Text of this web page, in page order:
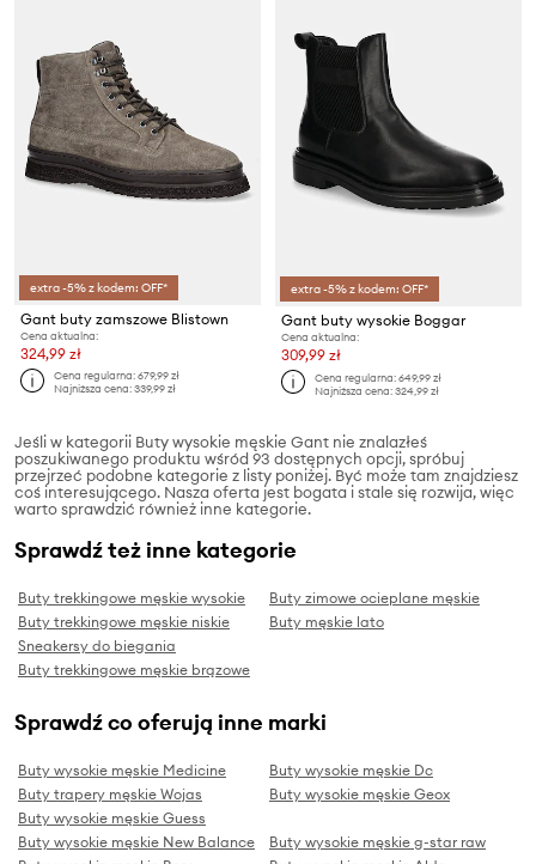
extra -5% z kodem: OFF*
Gant buty zamszowe Blistown
Cena aktualna:
324,99 zł
Cena regularna:679,99 zł
Najniższa cena:339,99 zł
extra -5% z kodem: OFF*
Gant buty wysokie Boggar
Cena aktualna:
309,99 zł
Cena regularna:649,99 zł
Najniższa cena:324,99 zł
Jeśli w kategorii Buty wysokie męskie Gant nie znalazłeś
poszukiwanego produktu wśród 93 dostępnych opcji, spróbuj
przejrzeć podobne kategorie z listy poniżej. Być może tam znajdziesz
coś interesującego. Nasza oferta jest bogata i stale się rozwija, więc
warto sprawdzić również inne kategorie.
Sprawdź też inne kategorie
Buty trekkingowe męskie wysokie
Buty zimowe ocieplane męskie
Buty trekkingowe męskie niskie
Buty męskie lato
Sneakersy do biegania
Buty trekkingowe męskie brązowe
Sprawdź co oferują inne marki
Buty wysokie męskie Medicine
Buty wysokie męskie Dc
Buty trapery męskie Wojas
Buty wysokie męskie Geox
Buty wysokie męskie Guess
Buty wysokie męskie New Balance
Buty wysokie męskie g-star raw